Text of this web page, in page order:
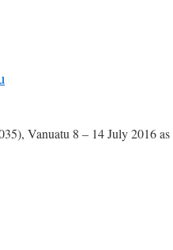
Vanuatu 8 – 14 July 2016 as